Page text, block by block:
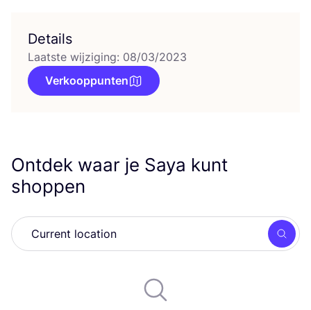
Details
Laatste wijziging: 08/03/2023
Verkooppunten
Ontdek waar je Saya kunt
shoppen
Zoek